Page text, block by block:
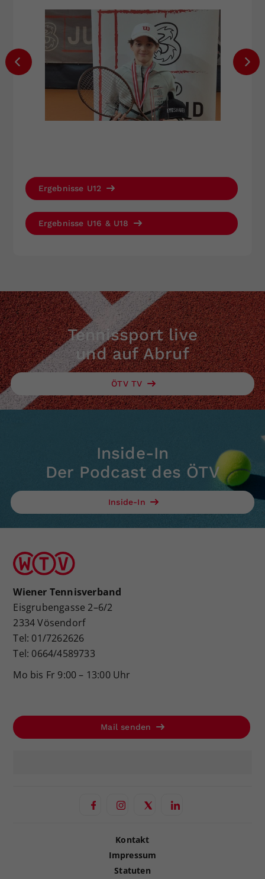
Ergebnisse U12
Ergebnisse U16 & U18
Tennissport live
und auf Abruf
ÖTV TV
Inside-In
Der Podcast des ÖTV
Inside-In
Wiener Tennisverband
Eisgrubengasse 2–6/2
2334 Vösendorf
Tel: 01/7262626
Tel: 0664/4589733
Mo bis Fr 9:00 – 13:00 Uhr
Mail senden
Kontakt
Impressum
Statuten